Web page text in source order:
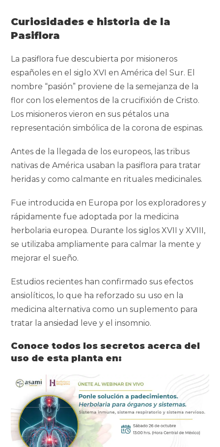
Curiosidades e historia de la
Pasiflora
La pasiflora fue descubierta por misioneros
españoles en el siglo XVI en América del Sur. El
nombre “pasión” proviene de la semejanza de la
flor con los elementos de la crucifixión de Cristo.
Los misioneros vieron en sus pétalos una
representación simbólica de la corona de espinas.
Antes de la llegada de los europeos, las tribus
nativas de América usaban la pasiflora para tratar
heridas y como calmante en rituales medicinales.
Fue introducida en Europa por los exploradores y
rápidamente fue adoptada por la medicina
herbolaria europea. Durante los siglos XVII y XVIII,
se utilizaba ampliamente para calmar la mente y
mejorar el sueño.
Estudios recientes han confirmado sus efectos
ansiolíticos, lo que ha reforzado su uso en la
medicina alternativa como un suplemento para
tratar la ansiedad leve y el insomnio.
Conoce todos los secretos acerca del
uso de esta planta en: